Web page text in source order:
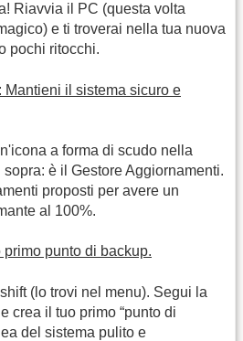
Riavvia il PC (questa volta
e ti troverai nella tua nuova
pochi ritocchi.
Mantieni il sistema sicuro e
a forma di scudo nella
è il Gestore Aggiornamenti.
proposti per avere un
al 100%.
punto di backup.
(lo trovi nel menu). Segui la
crea il tuo primo “punto di
del sistema pulito e